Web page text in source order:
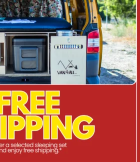
OFF ROAD
których szukasz.